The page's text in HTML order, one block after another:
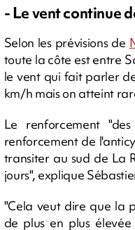
- Le vent continue
Selon les prévisions de
toute la côte est entre
le vent qui fait parler
km/h mais on atteint
Le renforcement
renforcement de
transiter au sud de La
jours", explique
"Cela veut dire que la
de plus en plus